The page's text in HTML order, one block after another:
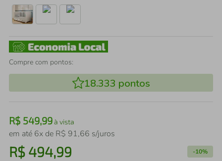
Compre com pontos:
18.333 pontos
R$ 549,99à vista
em até 6x de R$ 91,66 s/juros
R$ 494,99 -10%